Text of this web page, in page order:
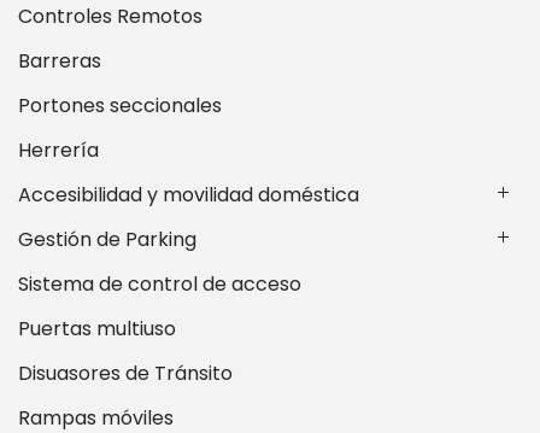
Controles Remotos
Barreras
Portones seccionales
Herrería
Accesibilidad y movilidad doméstica
Gestión de Parking
Sistema de control de acceso
Puertas multiuso
Disuasores de Tránsito
Rampas móviles